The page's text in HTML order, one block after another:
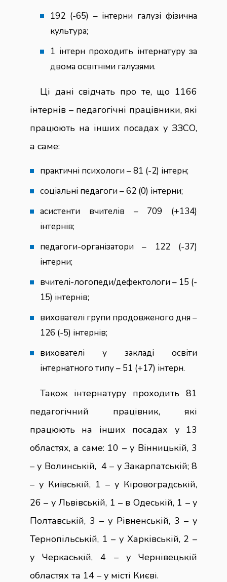
192 (-65) – інтерни галузі фізична
культура;
1 інтерн проходить інтернатуру за
двома освітніми галузями.
Ці дані свідчать про те, що 1166
інтернів – педагогічні працівники, які
працюють на інших посадах у ЗЗСО,
а саме:
практичні психологи – 81 (-2) інтерн;
соціальні педагоги – 62 (0) інтерни;
асистенти вчителів – 709 (+134)
інтернів;
педагоги-організатори – 122 (-37)
інтерни;
вчителі-логопеди/дефектологи – 15 (-
15) інтернів;
вихователі групи продовженого дня –
126 (-5) інтернів;
вихователі у закладі освіти
інтернатного типу – 51 (+17) інтерн.
Також інтернатуру проходить 81
педагогічний працівник, які
працюють на інших посадах у 13
областях, а саме: 10 – у Вінницькій, 3
– у Волинській, 4 – у Закарпатській; 8
– у Київській, 1 – у Кіровоградській,
26 – у Львівській, 1 – в Одеській, 1 – у
Полтавській, 3 – у Рівненській, 3 – у
Тернопільській, 1 – у Харківській, 2 –
у Черкаській, 4 – у Чернівецькій
областях та 14 – у місті Києві.